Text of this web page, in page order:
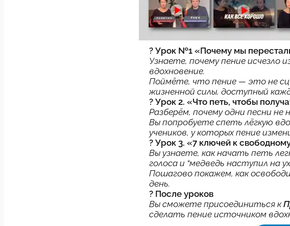
? Урок №1 «Почему мы
Узнаете, почему пение исчезло
вдохновение.
Поймёте, что пение — это не
жизненной силы, доступный
? Урок 2. «Что петь, чтобы
Разберём, почему одни песни
Вы попробуете спеть лёгкую
учеников, у которых пение
? Урок 3. «7 ключей к
Вы узнаете, как начать петь
голоса и “медведь наступил на
Пошагово покажем, как
день.
? После уроков
Вы сможете присоединиться к
сделать пение источником